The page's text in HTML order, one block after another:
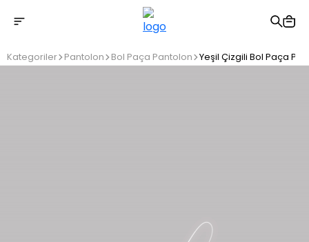
2500 TL üzeri ücretsiz kargo
Kategoriler Pantolon Bol Paça Pantolon Yeşil Çizgili Bol Paça